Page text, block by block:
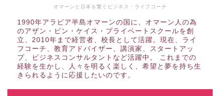
オマーンと日本を繋ぐビジネス・ライフコーチ
1990年アラビア半島オマーンの国に、オマーン人の為
のアザン・ビン・ケイス・プライベートスクールを創
立、2010年まで経営者、校長として活躍。現在、ライ
フコーチ、教育アドバイザー、講演家、スタートアッ
プ、ビジネスコンサルタントなど活躍中。 これまでの
経験を生かし、人々を明るく楽しく、希望と夢を持ち生
きられるように応援したいのです。